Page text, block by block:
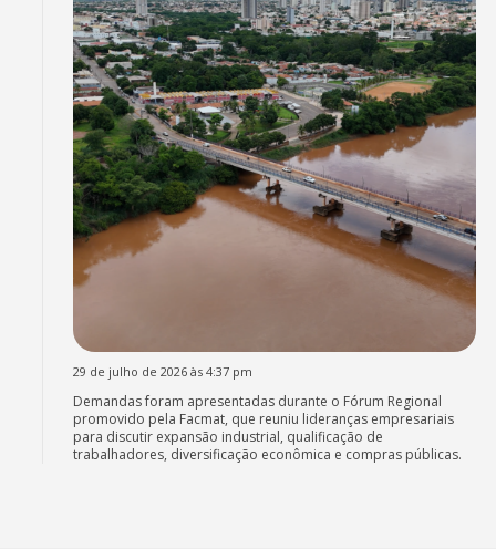
29 de julho de 2026 às 4:37 pm
Demandas foram apresentadas durante o Fórum Regional
promovido pela Facmat, que reuniu lideranças empresariais
para discutir expansão industrial, qualificação de
trabalhadores, diversificação econômica e compras públicas.